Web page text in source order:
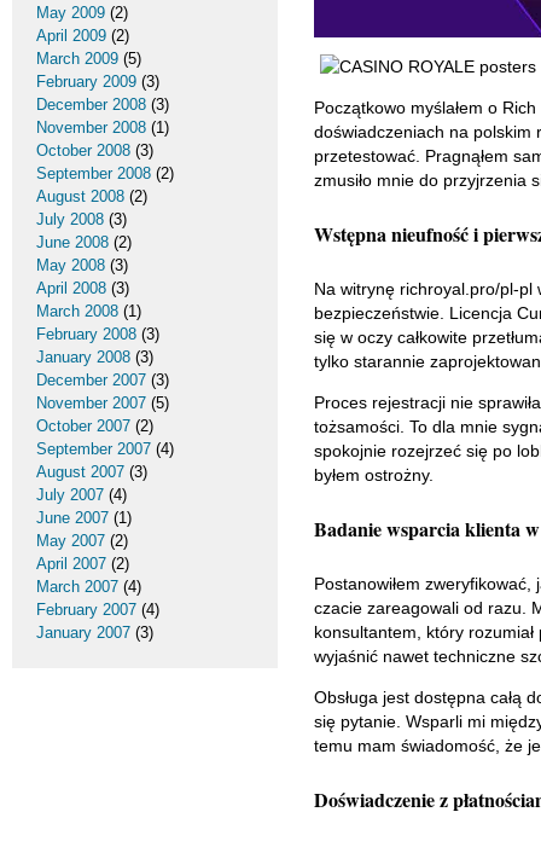
Początkowo myślałem o
doświadczeniach na polskim
przetestować. Pragnąłem
zmusiło mnie do przyjrzenia
Wstępna nieufność i
Na witrynę richroyal.pro/pl-pl
bezpieczeństwie. Licencja
się w oczy całkowite
tylko starannie
Proces rejestracji nie
tożsamości. To dla mnie
spokojnie rozejrzeć się po
byłem ostrożny.
Badanie wsparcia klienta
Postanowiłem zweryfikować,
czacie zareagowali od razu.
konsultantem, który
wyjaśnić nawet techniczne
Obsługa jest dostępna całą
się pytanie. Wsparli mi
temu mam świadomość, że
Doświadczenie z
May 2009 (2)
April 2009 (2)
March 2009 (5)
February 2009 (3)
December 2008 (3)
November 2008 (1)
October 2008 (3)
September 2008 (2)
August 2008 (2)
July 2008 (3)
June 2008 (2)
May 2008 (3)
April 2008 (3)
March 2008 (1)
February 2008 (3)
January 2008 (3)
December 2007 (3)
November 2007 (5)
October 2007 (2)
September 2007 (4)
August 2007 (3)
July 2007 (4)
June 2007 (1)
May 2007 (2)
April 2007 (2)
March 2007 (4)
February 2007 (4)
January 2007 (3)